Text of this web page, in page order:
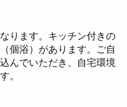
ります。キッチン付きの
個浴）があります。ご自
んでいただき、自宅環境
。